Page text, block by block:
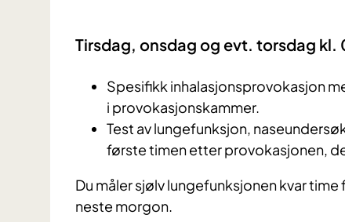
Tirsdag, onsdag og evt. torsdag
Spesifikk inhalasjonsprovokasjon
i provokasjonskammer.
Test av lungefunksjon,
første timen etter provokasjonen,
Du måler sjølv lungefunksjonen kvar
neste morgon.